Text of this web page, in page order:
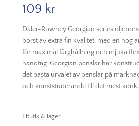
109 kr
Daler-Rowney Georgian series
borst av extra fin kvalitet, med en hög
för maximal färghållning och mjuka
handtag. Georgian penslar har
det bästa urvalet av penslar på
och konststuderande till det mest
I butik & lager